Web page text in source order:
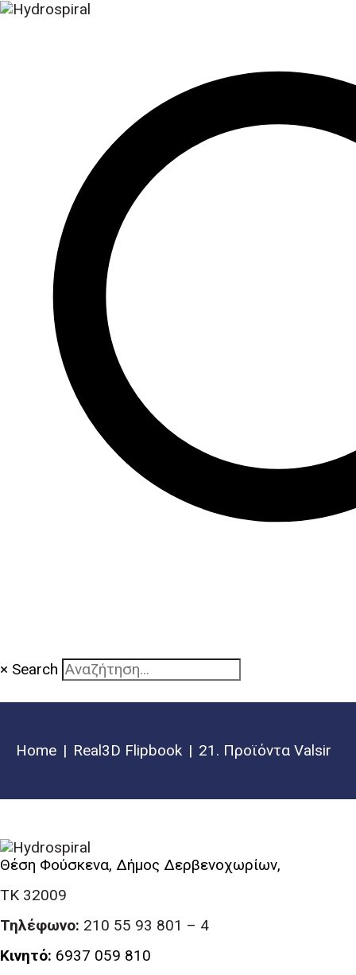
× Search
Home Real3D Flipbook 21. Προϊόντα Valsir
Θέση Φούσκενα, Δήμος Δερβενοχωρίων,
ΤΚ 32009
Τηλέφωνο: 210 55 93 801 – 4
Κινητό: 6937 059 810